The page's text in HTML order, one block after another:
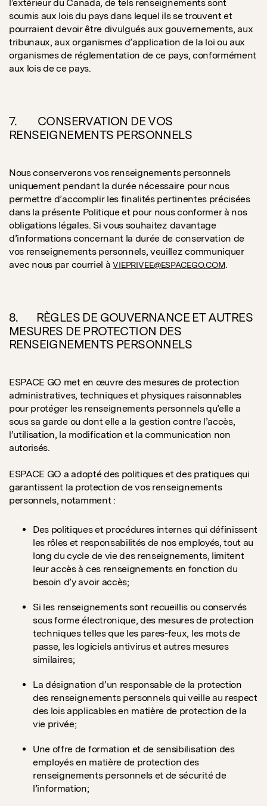
l’extérieur du Canada, de tels renseignements sont
soumis aux lois du pays dans lequel ils se trouvent et
pourraient devoir être divulgués aux gouvernements, aux
tribunaux, aux organismes d’application de la loi ou aux
organismes de réglementation de ce pays, conformément
aux lois de ce pays.
7. CONSERVATION DE VOS
RENSEIGNEMENTS PERSONNELS
Nous conserverons vos renseignements personnels
uniquement pendant la durée nécessaire pour nous
permettre d’accomplir les finalités pertinentes précisées
dans la présente Politique et pour nous conformer à nos
obligations légales. Si vous souhaitez davantage
d’informations concernant la durée de conservation de
vos renseignements personnels, veuillez communiquer
avec nous par courriel à VIEPRIVEE@ESPACEGO.COM.
8. RÈGLES DE GOUVERNANCE ET AUTRES
MESURES DE PROTECTION DES
RENSEIGNEMENTS PERSONNELS
ESPACE GO met en œuvre des mesures de protection
administratives, techniques et physiques raisonnables
pour protéger les renseignements personnels qu’elle a
sous sa garde ou dont elle a la gestion contre l’accès,
l’utilisation, la modification et la communication non
autorisés.
ESPACE GO a adopté des politiques et des pratiques qui
garantissent la protection de vos renseignements
personnels, notamment :
Des politiques et procédures internes qui définissent
les rôles et responsabilités de nos employés, tout au
long du cycle de vie des renseignements, limitent
leur accès à ces renseignements en fonction du
besoin d’y avoir accès;
Si les renseignements sont recueillis ou conservés
sous forme électronique, des mesures de protection
techniques telles que les pares-feux, les mots de
passe, les logiciels antivirus et autres mesures
similaires;
La désignation d’un responsable de la protection
des renseignements personnels qui veille au respect
des lois applicables en matière de protection de la
vie privée;
Une offre de formation et de sensibilisation des
employés en matière de protection des
renseignements personnels et de sécurité de
l’information;